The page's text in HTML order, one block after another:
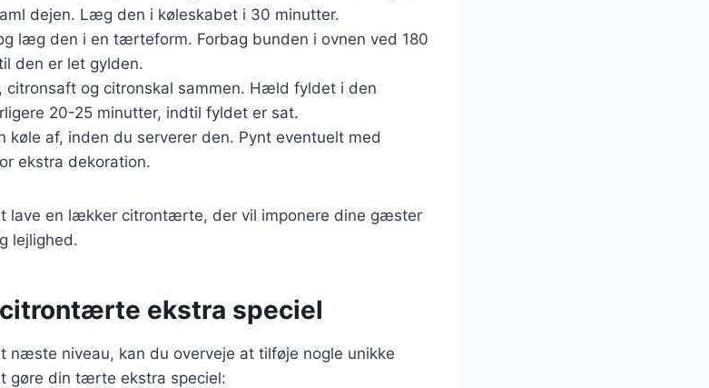
dejen. Læg den i køleskabet i 30 minutter.
læg den i en tærteform. Forbag bunden i ovnen ved 180
den er let gylden.
citronsaft og citronskal sammen. Hæld fyldet i den
20-25 minutter, indtil fyldet er sat.
køle af, inden du serverer den. Pynt eventuelt med
ekstra dekoration.
lave en lækker citrontærte, der vil imponere dine gæster
lejlighed.
ekstra speciel
niveau, kan du overveje at tilføje nogle unikke
gøre din tærte ekstra speciel: